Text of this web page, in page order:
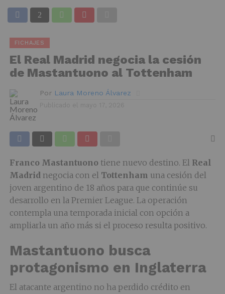
FICHAJES
El Real Madrid negocia la cesión
de Mastantuono al Tottenham
Por Laura Moreno Álvarez
Franco Mastantuonotiene nuevo destino. El Real
Madridnegocia con el Tottenham una cesión del
joven argentino de 18 años para que continúe su
desarrollo en la Premier League. La operación
contempla una temporada inicial con opción a
ampliarla un año más si el proceso resulta positivo.
Mastantuono busca
protagonismo en Inglaterra
El atacante argentino no ha perdido crédito en